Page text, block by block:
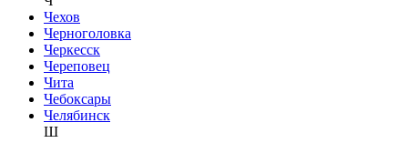
Чехов
Черноголовка
Черкесск
Череповец
Чита
Чебоксары
Челябинск
Ш